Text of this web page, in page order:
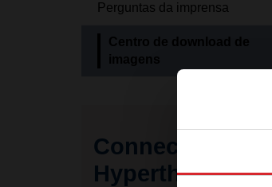
Perguntas da imprensa
Centro de download de
imagens
Connect with
Hypertherm